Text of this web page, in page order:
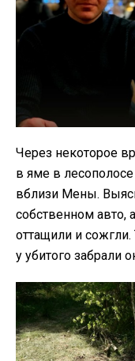
Через некоторое
в яме в
вблизи Мены.
собственном
оттащили и
у убитого забрали